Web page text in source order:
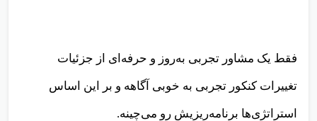
فقط یک مشاور تجربی به‌روز و حرفه‌ای از جزئیات
تغییرات کنکور تجربی به خوبی آگاهه و بر این اساس
استراتژی‌ها برنامه‌ریزیش رو می‌چینه.